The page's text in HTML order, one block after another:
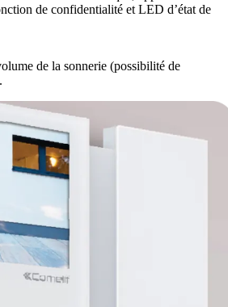
de confidentialité et LED d’état de
de la sonnerie (possibilité de